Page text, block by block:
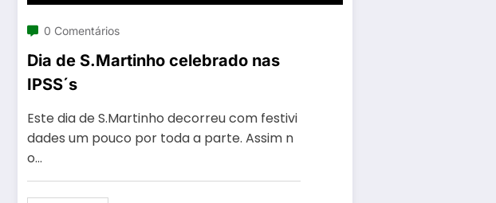
0 Comentários
Dia de S.Martinho celebrado nas
IPSS´s
Este dia de S.Martinho decorreu com festivi
dades um pouco por toda a parte. Assim n
o…